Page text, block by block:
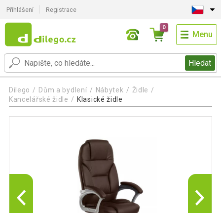
Přihlášení Registrace
Hledat
0
Menu
Dilego Dům a bydlení Nábytek
Židle
Kancelářské židle
Klasické židle